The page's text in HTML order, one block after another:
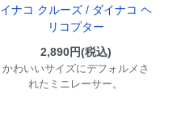
イナコ クルーズ / ダイナコ ヘ
リコプター
2,890円(税込)
かわいいサイズにデフォルメさ
れたミニレーサー。